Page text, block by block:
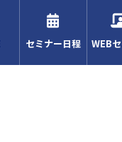
セミナー日程 WEB